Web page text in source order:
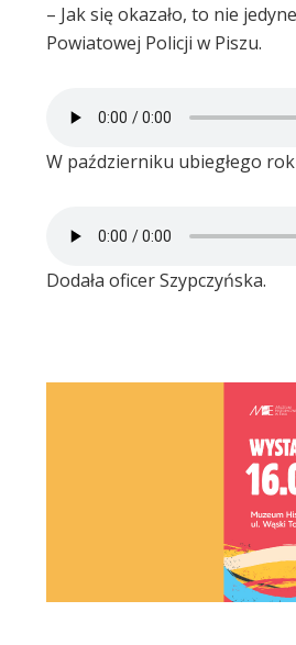
– Jak się okazało, to nie
Powiatowej Policji w Piszu.
W październiku ubiegłego
Dodała oficer Szypczyńska.